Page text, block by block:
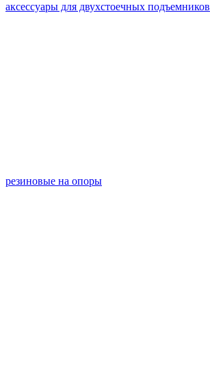
аксессуары для двухстоечных подъемников
резиновые на опоры